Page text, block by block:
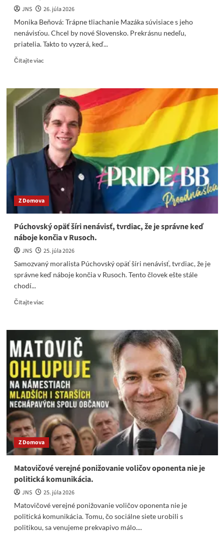
JNS
26. júla 2026
Monika Beňová: Trápne tliachanie Mazáka súvisiace s jeho
nenávisťou. Chcel by nové Slovensko. Prekrásnu nedeľu,
priatelia. Takto to vyzerá, keď...
Čítajte viacRead
Trápne
tliachanie
Mazáka
súvisiace
s
jeho
nenávisťou.
Chcel
by
nové
Slovensko
Z Domova
Púchovský opäť šíri nenávisť, tvrdiac, že je správne keď
náboje končia v Rusoch.
JNS
25. júla 2026
Samozvaný moralista Púchovský opäť šíri nenávisť, tvrdiac, že je
správne keď náboje končia v Rusoch. Tento človek ešte stále
chodí...
Čítajte viacRead
Púchovský
opäť
nenávisť,
tvrdiac,
že
je
správne
keď
náboje
končia
v
Rusoch.
Z Domova
Matovičové verejné ponižovanie voličov oponenta nie je
politická komunikácia.
JNS
25. júla 2026
Matovičové verejné ponižovanie voličov oponenta nie je
politická komunikácia. Tomu, čo sociálne siete urobili s
politikou, sa venujeme prekvapivo málo....